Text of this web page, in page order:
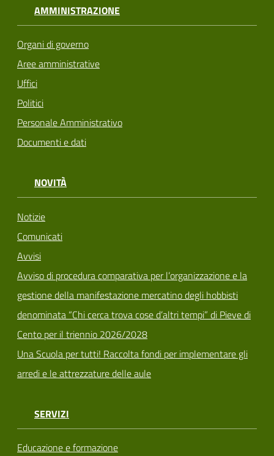
AMMINISTRAZIONE
Organi di governo
Aree amministrative
Uffici
Politici
Personale Amministrativo
Documenti e dati
NOVITÀ
Notizie
Comunicati
Avvisi
Avviso di procedura comparativa per l’organizzazione e la
gestione della manifestazione mercatino degli hobbisti
denominata “Chi cerca trova cose d’altri tempi” di Pieve di
Cento per il triennio 2026/2028
Una Scuola per tutti! Raccolta fondi per implementare gli
arredi e le attrezzature delle aule
SERVIZI
Educazione e formazione